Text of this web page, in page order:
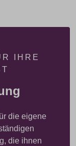
IHRE
die eigene
die ihnen